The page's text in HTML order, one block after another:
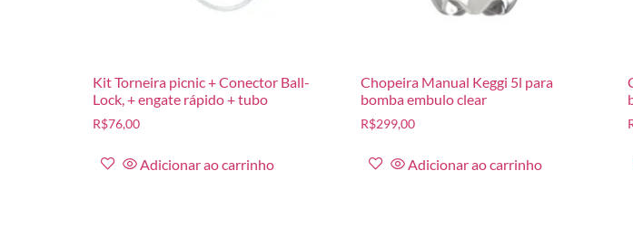
Kit Torneira picnic + Conector Ball-
Lock, + engate rápido + tubo
R$76,00
Adicionar ao carrinho
Chopeira Manual Keggi 5l para
bomba embulo clear
R$299,00
Adicionar ao carrinho